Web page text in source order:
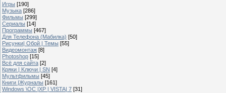
Игры [190]
Музыка [286]
Фильмы [299]
Сериалы [14]
Программы [467]
Для Телефона (Мабилка) [50]
Рисунки| Обой | Темы [55]
Видеомонтаж [8]
Photoshop [15]
Всё для сайта [2]
Кряки | Kлючи | SN [4]
Мультфильмы [45]
Книги |Журналы [161]
Windows \OC |XP | VISTA| 7 [31]